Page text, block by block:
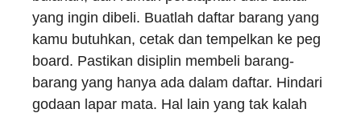
yang ingin dibeli. Buatlah daftar barang yang
kamu butuhkan, cetak dan tempelkan ke peg
board. Pastikan disiplin membeli barang-
barang yang hanya ada dalam daftar. Hindari
godaan lapar mata. Hal lain yang tak kalah